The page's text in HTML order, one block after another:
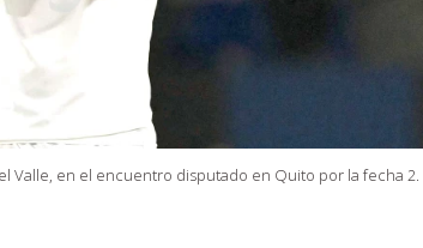
Valle, en el encuentro disputado en Quito por la fecha 2.